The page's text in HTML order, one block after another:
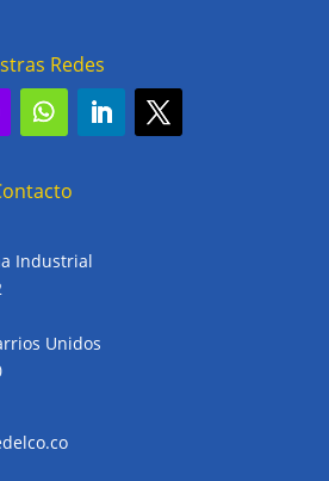
Redes
Industrial
Unidos